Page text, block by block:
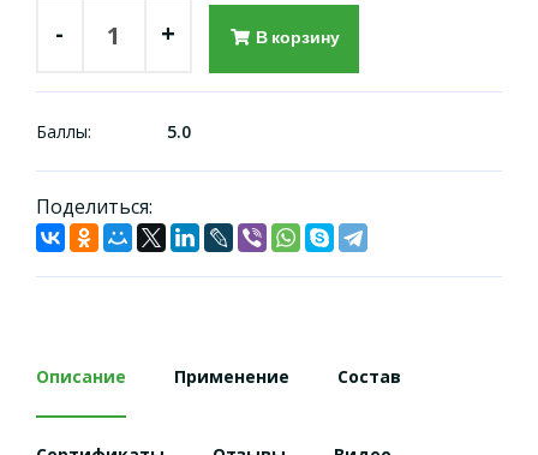
- + В корзину
Баллы: 5.0
Поделиться:
Описание Применение Состав